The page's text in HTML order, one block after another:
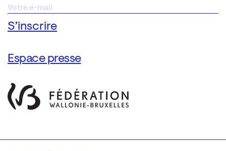
Espace presse